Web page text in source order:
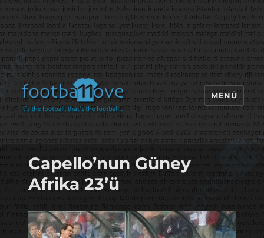
footbaLLove
MENÜ
Capello’nun Güney
Afrika 23’ü